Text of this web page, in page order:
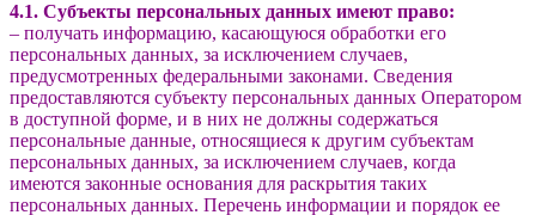
4.1. Субъекты персональных данных имеют право:
– получать информацию, касающуюся обработки его
персональных данных, за исключением случаев,
предусмотренных федеральными законами. Сведения
предоставляются субъекту персональных данных Оператором
в доступной форме, и в них не должны содержаться
персональные данные, относящиеся к другим субъектам
персональных данных, за исключением случаев, когда
имеются законные основания для раскрытия таких
персональных данных. Перечень информации и порядок ее